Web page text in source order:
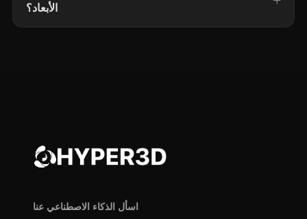
الأبعاد؟
اسأل الذكاء الاصطناعي عنا